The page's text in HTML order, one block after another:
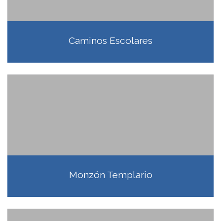
Caminos Escolares
Monzón Templario